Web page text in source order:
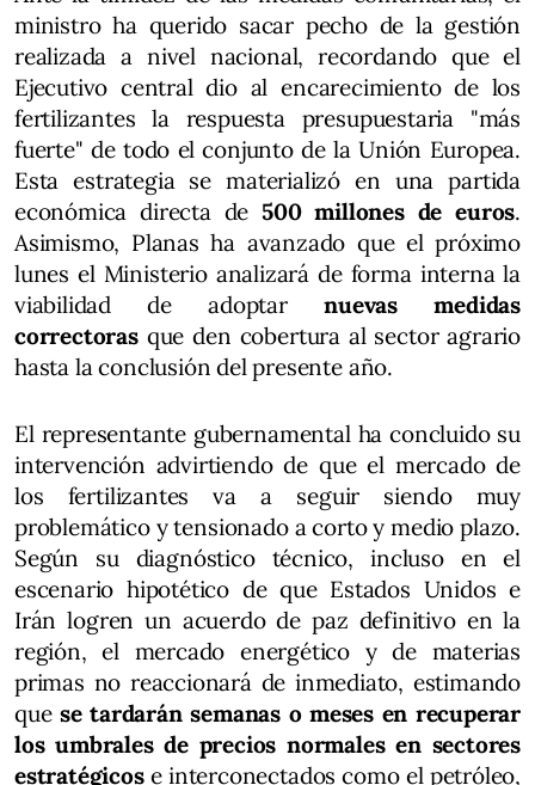
ministro ha querido sacar pecho de la gestión
realizada a nivel nacional, recordando que el
Ejecutivo central dio al encarecimiento de los
fertilizantes la respuesta presupuestaria "más
fuerte" de todo el conjunto de la Unión Europea.
Esta estrategia se materializó en una partida
económica directa de500 millones de euros.
Asimismo, Planas ha avanzado que el próximo
lunes el Ministerio analizará de forma interna la
viabilidad de adoptarnuevas medidas
correctoras que den cobertura al sector agrario
hasta la conclusión del presente año.
El representante gubernamental ha concluido su
intervención advirtiendo de que el mercado de
los fertilizantes va a seguir siendo muy
problemático y tensionado a corto y medio plazo.
Según su diagnóstico técnico, incluso en el
escenario hipotético de que Estados Unidos e
Irán logren un acuerdo de paz definitivo en la
región, el mercado energético y de materias
primas no reaccionará de inmediato, estimando
quese tardarán semanas o meses en recuperar
los umbrales de precios normales en sectores
estratégicose interconectados como el petróleo,